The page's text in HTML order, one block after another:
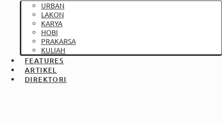
URBAN
LAKON
KARYA
HOBI
PRAKARSA
KULIAH
FEATURES
ARTIKEL
DIREKTORI